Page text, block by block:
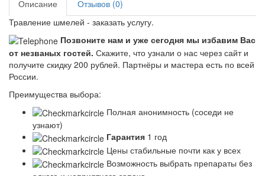
Описание
Отзывов (0)
Травление шмелей - заказать услугу.
Позвоните нам и уже сегодня мы избавим Вас
от незваных гостей. Скажите, что узнали о нас через сайт и
получите скидку 200 рублей. Партнёры и мастера есть по всей
России.
Преимущества выбора:
Полная анонимность (соседи не
узнают)
Гарантия 1 год
Цены стабильные почти как у всех
Возможность выбрать препараты без